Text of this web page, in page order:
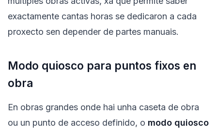
exactamente cantas horas se dedicaron a cada
proxecto sen depender de partes manuais.
Modo quiosco para puntos fixos en
obra
En obras grandes onde hai unha caseta de obra
ou un punto de acceso definido, o modo quiosco